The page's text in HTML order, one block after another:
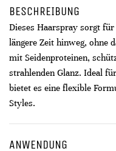
BESCHREIBUNG
Dieses Haarspray sorgt
längere Zeit hinweg, ohne
mit Seidenproteinen,
strahlenden Glanz. Ideal
bietet es eine flexible
Styles.
ANWENDUNG